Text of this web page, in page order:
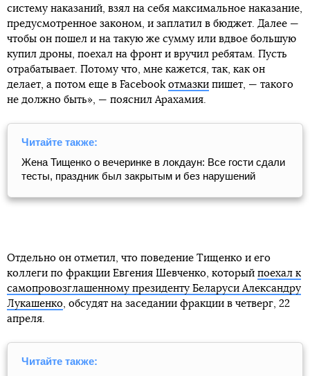
систему наказаний, взял на себя максимальное наказание,
предусмотренное законом, и заплатил в бюджет. Далее —
чтобы он пошел и на такую ​​же сумму или вдвое большую
купил дроны, поехал на фронт и вручил ребятам. Пусть
отрабатывает. Потому что, мне кажется, так, как он
делает, а потом еще в Facebook отмазки пишет, — такого
не должно быть», — пояснил Арахамия.
Читайте также:
Жена Тищенко о вечеринке в локдаун: Все гости сдали
тесты, праздник был закрытым и без нарушений
Отдельно он отметил, что поведение Тищенко и его
коллеги по фракции Евгения Шевченко, который поехал к
самопровозглашенному президенту Беларуси Александру
Лукашенко, обсудят на заседании фракции в четверг, 22
апреля.
Читайте также: